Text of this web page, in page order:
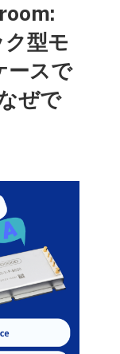
型モ
ースで
ぜで